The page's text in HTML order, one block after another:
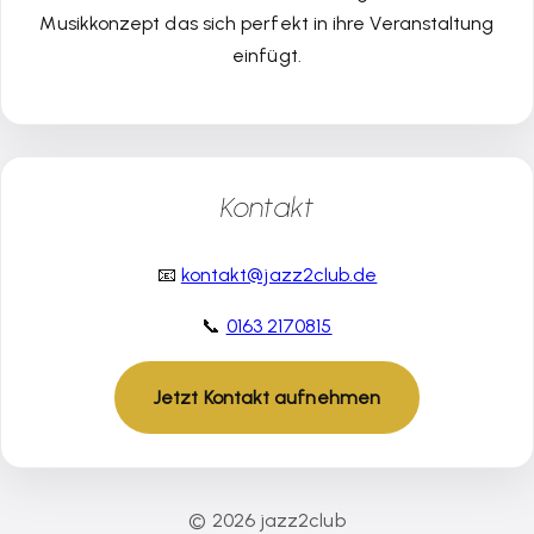
Musikkonzept das sich perfekt in ihre Veranstaltung
einfügt.
Kontakt
📧 kontakt@jazz2club.de
📞 0163 2170815
Jetzt Kontakt aufnehmen
© 2026 jazz2club